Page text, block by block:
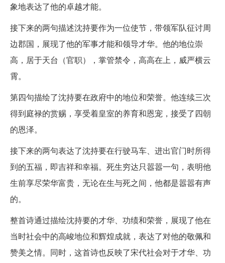
象地表达了他的卓越才能。
接下来的两句描述沈持要作为一位使节，带领军队征讨周
边郡国，展现了他的军事才能和领导才华。他的地位崇
高，居于天台（官职），掌管禁令，高高在上，威严横云
霄。
第四句描绘了沈持要在政府中的地位和荣誉。他连续三次
得到庭禄的赏赐，享受着皇室的养育和恩宠，接受了四朝
的恩泽。
接下来的两句表达了沈持要在行驶马车、进出官门时所得
到的五福，即吉祥和幸福。死生穷达只嚣嚣一句，表明他
生前享尽荣华富贵，无论在生与死之间，他都是嚣嚣有声
的。
整首诗通过描绘沈持要的才华、功绩和荣誉，展现了他在
当时社会中的高峻地位和辉煌成就，表达了对他的敬佩和
赞美之情。同时，这首诗也反映了宋代社会对于才华、功